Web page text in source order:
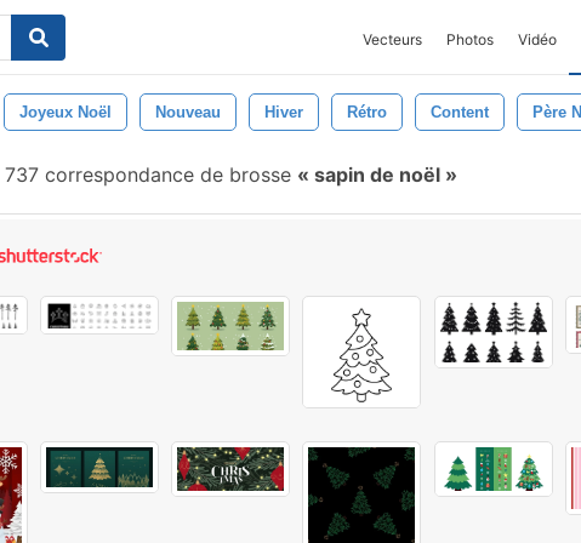
Vecteurs Photos Vidéo
Joyeux Noël Nouveau Hiver Rétro Content Père
737 correspondance de brosse sapin de noël